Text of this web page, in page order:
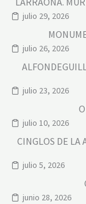
julio 29, 2026
julio 26, 2026
julio 23, 2026
julio 10, 2026
CINGLOS DE LA
julio 5, 2026
junio 28, 2026